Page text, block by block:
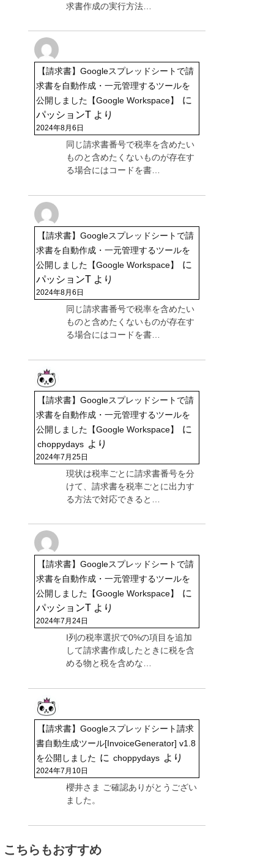
求書作成の実行方法…
【請求書】Googleスプレッドシートで請
求書を自動作成・一元管理するツールを
公開しました【Google Workspace】
に
パッションT より
2024年8月6日
同じ請求書番号で税率を含めたい
ものと含めたくないものが存在す
る場合にはコードを書…
【請求書】Googleスプレッドシートで請
求書を自動作成・一元管理するツールを
公開しました【Google Workspace】
に
パッションT より
2024年8月6日
同じ請求書番号で税率を含めたい
ものと含めたくないものが存在す
る場合にはコードを書…
【請求書】Googleスプレッドシートで請
求書を自動作成・一元管理するツールを
公開しました【Google Workspace】
に
choppydays より
2024年7月25日
現状は税率ごとに請求書番号を分
けて、請求書を税率ごとに出力す
る方法で対応できると…
【請求書】Googleスプレッドシートで請
求書を自動作成・一元管理するツールを
公開しました【Google Workspace】
に
パッションT より
2024年7月24日
I列の税率選択で0%の項目を追加
して請求書作成したときに税を含
める物と税を含めな…
【請求書】Googleスプレッドシート請求
書自動生成ツール[InvoiceGenerator] v1.8
を公開しました に choppydays より
2024年7月10日
櫻井さま ご確認ありがとうござい
ました。
こちらもおすすめ